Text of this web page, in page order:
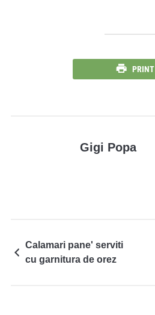
PRINT
Gigi Popa
Calamari pane' serviti
cu garnitura de orez